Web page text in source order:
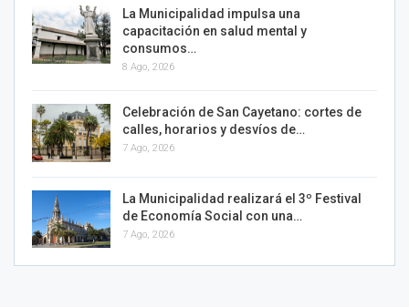
La Municipalidad impulsa una
capacitación en salud mental y
consumos…
8 Ago, 2026
Celebración de San Cayetano: cortes de
calles, horarios y desvíos de…
7 Ago, 2026
La Municipalidad realizará el 3º Festival
de Economía Social con una…
7 Ago, 2026